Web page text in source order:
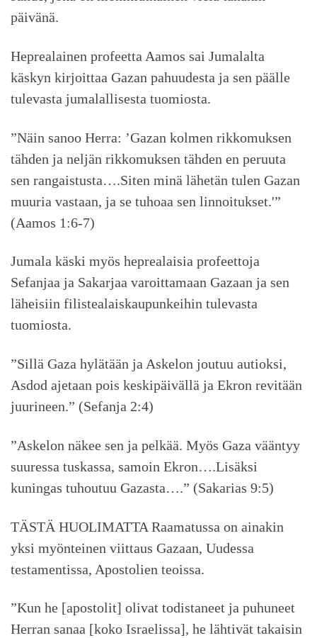
päivänä.
Heprealainen profeetta Aamos sai Jumalalta
käskyn kirjoittaa Gazan pahuudesta ja sen päälle
tulevasta jumalallisesta tuomiosta.
”Näin sanoo Herra: ’Gazan kolmen rikkomuksen
tähden ja neljän rikkomuksen tähden en peruuta
sen rangaistusta….Siten minä lähetän tulen Gazan
muuria vastaan, ja se tuhoaa sen linnoitukset.'”
(Aamos 1:6-7)
Jumala käski myös heprealaisia profeettoja
Sefanjaa ja Sakarjaa varoittamaan Gazaan ja sen
läheisiin filistealaiskaupunkeihin tulevasta
tuomiosta.
”Sillä Gaza hylätään ja Askelon joutuu autioksi,
Asdod ajetaan pois keskipäivällä ja Ekron revitään
juurineen.” (Sefanja 2:4)
”Askelon näkee sen ja pelkää. Myös Gaza vääntyy
suuressa tuskassa, samoin Ekron….Lisäksi
kuningas tuhoutuu Gazasta….” (Sakarias 9:5)
TÄSTÄ HUOLIMATTA Raamatussa on ainakin
yksi myönteinen viittaus Gazaan, Uudessa
testamentissa, Apostolien teoissa.
”Kun he [apostolit] olivat todistaneet ja puhuneet
Herran sanaa [koko Israelissa], he lähtivät takaisin